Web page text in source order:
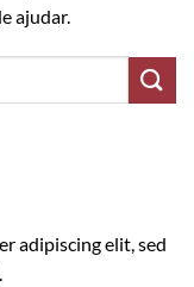
ajudar.
adipiscing elit, sed